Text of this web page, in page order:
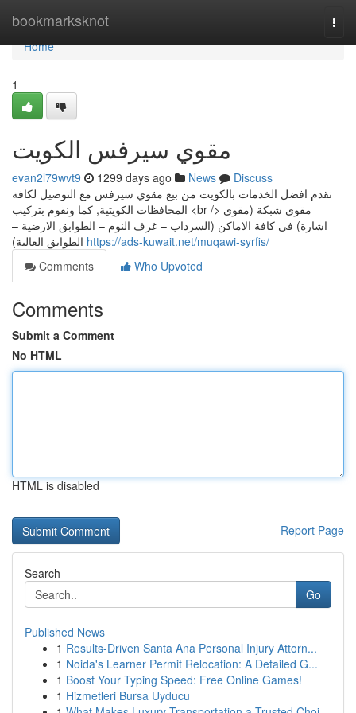
bookmarksknot
Home
Home
1
مقوي سيرفس الكويت
evan2l79wvt9 1299 days ago News
Discuss
نقدم افضل الخدمات بالكويت من بيع مقوي سيرفس مع التوصيل لكافة
المحافظات الكويتية, كما ونقوم بتركيب <br /> مقوي شبكة (مقوي
اشارة) في كافة الاماكن (السرداب – غرف النوم – الطوابق الارضية –
https://ads-kuwait.net/muqawi-syrfis/
Comments
Who Upvoted
Comments
Submit a Comment
No HTML
HTML is disabled
Report Page
Search
Go
Published News
1 Results-Driven Santa Ana Personal Injury Attorn...
1 Noida's Learner Permit Relocation: A Detailed G...
1 Boost Your Typing Speed: Free Online Games!
1 Hizmetleri Bursa Uyducu